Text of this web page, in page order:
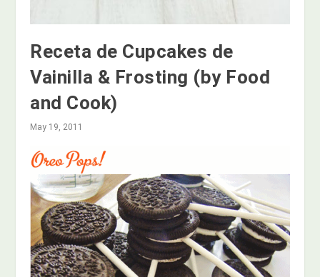
Receta de Cupcakes de
Vainilla & Frosting (by Food
and Cook)
May 19, 2011